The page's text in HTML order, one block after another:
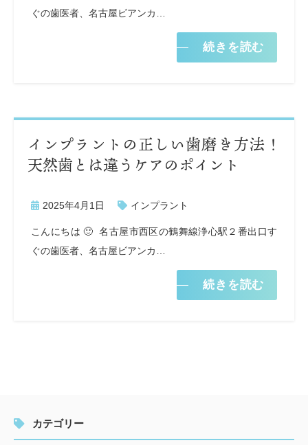
ぐの歯医者、名古屋ビアンカ…
続きを読む
インプラントの正しい歯磨き方法！
天然歯とは違うケアのポイント
2025年4月1日 インプラント
こんにちは 🙂 名古屋市西区の鶴舞線浄心駅２番出口す
ぐの歯医者、名古屋ビアンカ…
続きを読む
カテゴリー